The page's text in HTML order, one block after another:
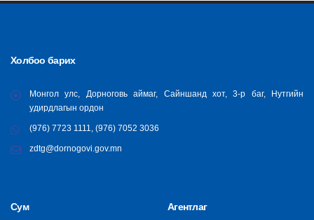
Холбоо барих
Монгол улс, Дорноговь аймаг, Сайншанд хот, 3-р баг, Нутгийн
удирдлагын ордон
(976) 7723 1111, (976) 7052 3036
zdtg@dornogovi.gov.mn
Сум Агентлаг